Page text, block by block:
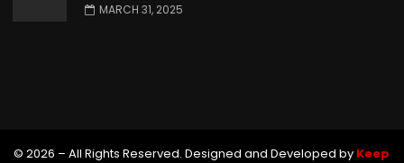
MARCH 31, 2025
© 2026 – All Rights Reserved. Designed and Developed by Keep